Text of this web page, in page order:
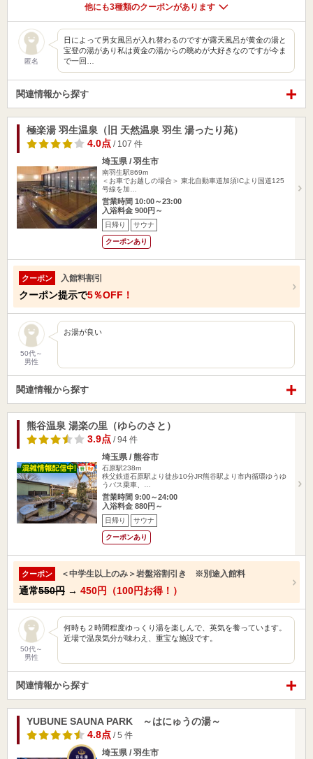
他にも3種類のクーポンがあります
匿名
日によって男女風呂が入れ替わるのですが露天風呂が黄金の湯と
宝登の湯があり私は黄金の湯からの眺めが大好きなのですが今ま
で一回…
関連情報から探す
極楽湯 羽生温泉（旧 天然温泉 羽生 湯ったり苑）
4.0点 / 107 件
埼玉県 / 羽生市
南羽生駅869m
＜お車でお越しの場合＞ 東北自動車道加須ICより国道125
号線を加…
営業時間 10:00～23:00
入浴料金 900円～
日帰り サウナ
クーポンあり
クーポン 入館料割引
クーポン提示で5％OFF！
50代～
男性
お湯が良い
関連情報から探す
熊谷温泉 湯楽の里（ゆらのさと）
3.9点 / 94 件
埼玉県 / 熊谷市
石原駅238m
秩父鉄道石原駅より徒歩10分JR熊谷駅より市内循環ゆうゆ
うバス乗車、…
営業時間 9:00～24:00
入浴料金 880円～
日帰り サウナ
クーポンあり
クーポン ＜中学生以上のみ＞岩盤浴割引き ※別途入館料
通常550円 → 450円（100円お得！）
50代～
男性
何時も２時間程度ゆっくり湯を楽しんで、英気を養っています。
近場で温泉気分が味わえ、重宝な施設です。
関連情報から探す
YUBUNE SAUNA PARK ～はにゅうの湯～
4.8点 / 5 件
埼玉県 / 羽生市